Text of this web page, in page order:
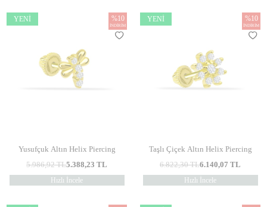
YENI %10
İNDIRIM
Yusufçuk Altın Helix Piercing
5.986,92TL5.388,23 TL
Hızlı İncele
YENI %10
İNDIRIM
Taşlı Çiçek Altın Helix Piercing
6.822,30TL6.140,07 TL
Hızlı İncele